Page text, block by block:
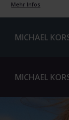
Mehr Infos
MICHAEL
MICHAEL